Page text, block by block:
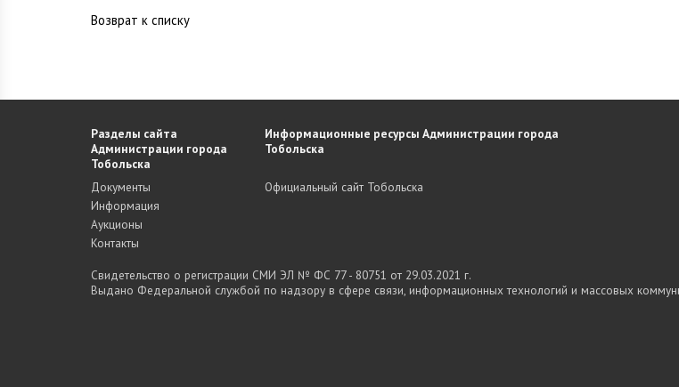
Возврат к списку
Разделы сайта
Администрации города
Тобольска
Документы
Информация
Аукционы
Контакты
Информационные ресурсы Администрации города
Тобольска
Официальный сайт Тобольска
Свидетельство о регистрации СМИ ЭЛ № ФС 77 - 80751 от 29.03.2021 г.
Выдано Федеральной службой по надзору в сфере связи, информационных технологий и массовых